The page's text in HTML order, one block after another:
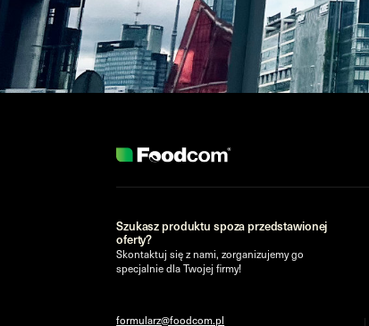
Szukasz produktu spoza przedstawionej
oferty?
Skontaktuj się z nami, zorganizujemy go
specjalnie dla Twojej firmy!
formularz@foodcom.pl